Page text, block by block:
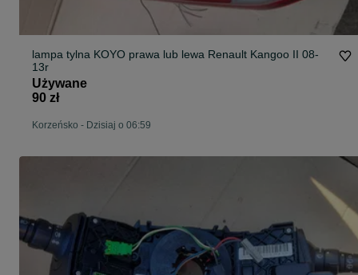
lampa tylna KOYO prawa lub lewa Renault Kangoo II 08-
13r
Używane
90 zł
Korzeńsko - Dzisiaj o 06:59